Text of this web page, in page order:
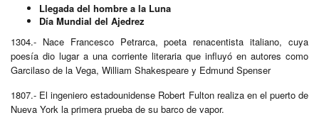
Llegada del hombre a la Luna
Día Mundial del Ajedrez
1304.- Nace Francesco Petrarca, poeta renacentista italiano, cuya
poesía dio lugar a una corriente literaria que influyó en autores como
Garcilaso de la Vega, William Shakespeare y Edmund Spenser
1807.- El ingeniero estadounidense Robert Fulton realiza en el puerto de
Nueva York la primera prueba de su barco de vapor.